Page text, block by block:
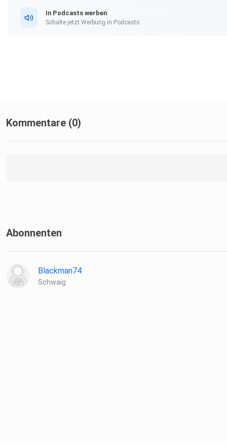
In Podcasts werben
Schalte jetzt Werbung in Podcasts.
Kommentare (0)
Abonnenten
Blackman74
Schwaig